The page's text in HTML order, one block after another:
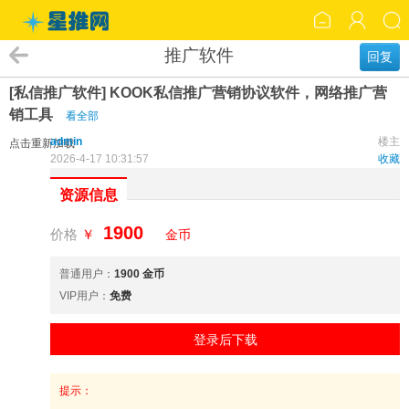
回复
推广软件
[私信推广软件] KOOK私信推广营销协议软件，网络推广营
销工具
看全部
点击重新加载 楼主
admin
收藏
2026-4-17 10:31:57
资源信息
价格 ￥ 1900 金币
普通用户： 1900 金币
VIP用户： 免费
登录后下载
提示：